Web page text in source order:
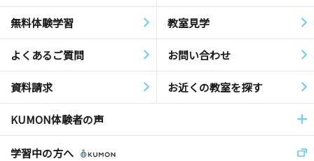
無料体験学習 教室見学
よくあるご質問 お問い合わせ
資料請求 お近くの教室を探す
KUMON体験者の声
学習中の方へ